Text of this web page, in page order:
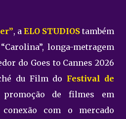
, a ELO STUDIOStambém
longa-metragem
do Goes to Cannes 2026
du Film do Festival de
de filmes em
com o mercado